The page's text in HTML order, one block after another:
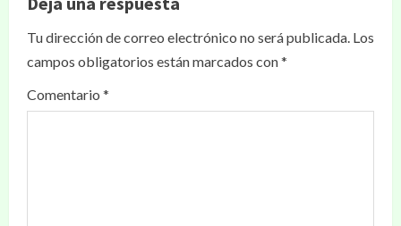
Tu dirección de correo electrónico no será publicada. Los
campos obligatorios están marcados con*
Comentario *